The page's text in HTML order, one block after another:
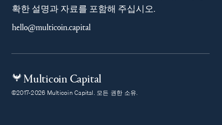
확한 설명과 자료를 포함해 주십시오.
hello@multicoin.capital
Multicoin Capital
©2017-2026 Multicoin Capital. 모든 권한 소유.